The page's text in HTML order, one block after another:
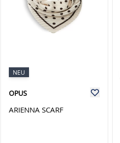
NEU
OPUS
ARIENNA SCARF